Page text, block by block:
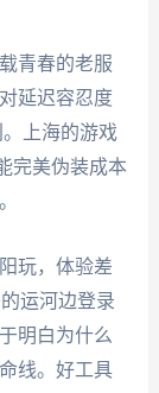
青春的老服
延迟容忍度
上海的游戏
完美伪装成本
玩，体验差
运河边登录
明白为什么
线。好工具